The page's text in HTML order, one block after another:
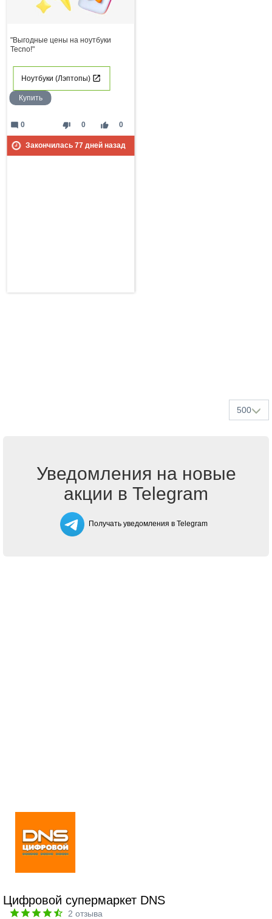
"Выгодные цены на ноутбуки
Tecno!"
Ноутбуки (Лэптопы)
Купить
thumb_down 0 thumb_up 0
mode_comment 0
Закончилась 77дней назад
500
Уведомления на новые
акции в Telegram
Получать уведомления в Telegram
Цифровой супермаркет DNS
2 отзыва